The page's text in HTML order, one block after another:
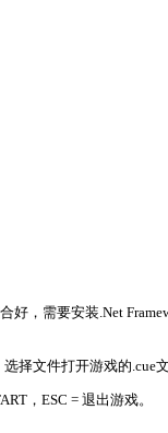
，需要安装.Net
择文件打开游戏的.cue
，ESC = 退出游戏。